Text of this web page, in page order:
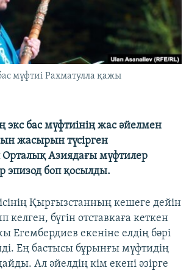
мүфтиі Рахматулла қажы
бас мүфтиінің жас әйелмен
жасырын түсірген
Орталық Азиядағы мүфтилер
эпизод боп қосылды.
Қырғызстанның кешеге дейін
келген, бүгін отставкаға кеткен
Егембердиев екеніне елдің бәрі
Ең бастысы бұрынғы мүфтидің
Ал әйелдің кім екені әзірге